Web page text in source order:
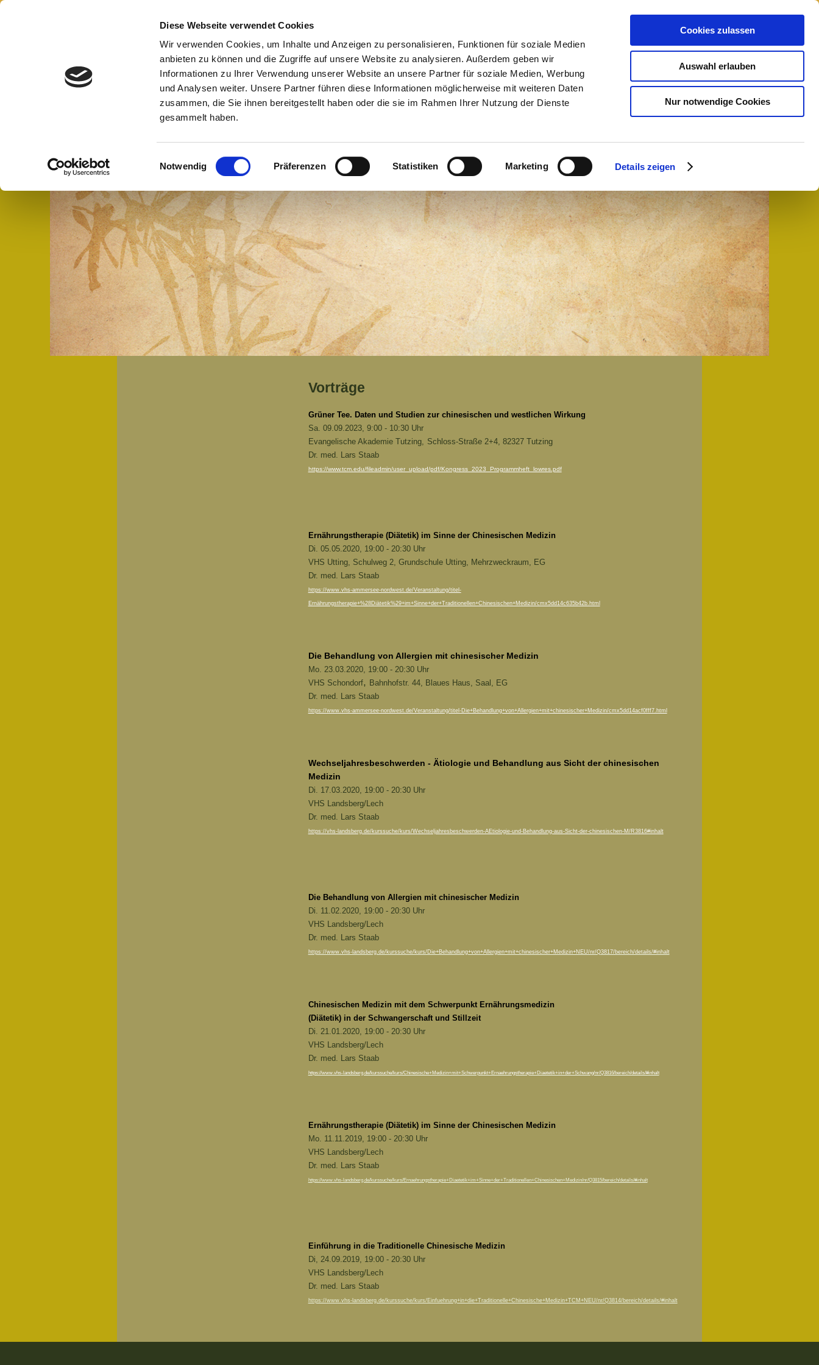
Diese Webseite verwendet Cookies
Wir verwenden Cookies, um Inhalte und Anzeigen zu personalisieren, Funktionen für soziale Medien
anbieten zu können und die Zugriffe auf unsere Website zu analysieren. Außerdem geben wir
Informationen zu Ihrer Verwendung unserer Website an unsere Partner für soziale Medien, Werbung
und Analysen weiter. Unsere Partner führen diese Informationen möglicherweise mit weiteren Daten
zusammen, die Sie ihnen bereitgestellt haben oder die sie im Rahmen Ihrer Nutzung der Dienste
gesammelt haben.
Einwilligungsauswahl
Notwendig Präferenzen Statistiken Marketing Details zeigen
Cookies zulassen
Auswahl erlauben
Nur notwendige Cookies
Praxis für Traditionelle Chinesische Medizin
Dr. med. Lars Staab
中醫師 史纳思
Aktuelles Praxisphilosophie Dr. Staab Diagnostik Therapien Indikationen Kosten Vorträge
Vorträge
Grüner Tee. Daten und Studien zur chinesischen und westlichen Wirkung
Sa. 09.09.2023, 9:00 - 10:30 Uhr
Evangelische Akademie Tutzing,
Schloss-Straße 2+4, 82327 Tutzing
Dr. med. Lars Staab
https://www.tcm.edu/fileadmin/user_upload/pdf/Kongress_2023_Programmheft_lowres.pdf
Ernährungstherapie (Diätetik) im Sinne der Chinesischen Medizin
Di. 05.05.2020, 19:00 - 20:30 Uhr
VHS Utting, Schulweg 2, Grundschule Utting, Mehrzweckraum, EG
Dr. med. Lars Staab
https://www.vhs-ammersee-nordwest.de/Veranstaltung/titel-
Ernährungstherapie+%28Diätetik%29+im+Sinne+der+Traditionellen+Chinesischen+Medizin/cmx5dd14c635b42b.html
Die Behandlung von Allergien mit chinesischer Medizin
Mo. 23.03.2020, 19:00 - 20:30 Uhr
VHS Schondorf, Bahnhofstr. 44, Blaues Haus, Saal, EG
Dr. med. Lars Staab
https://www.vhs-ammersee-nordwest.de/Veranstaltung/titel-Die+Behandlung+von+Allergien+mit+chinesischer+Medizin/cmx5dd14acf0fff7.html
Wechseljahresbeschwerden - Ätiologie und Behandlung aus Sicht der chinesischen
Medizin
Di. 17.03.2020, 19:00 - 20:30 Uhr
VHS Landsberg/Lech
Dr. med. Lars Staab
https://vhs-landsberg.de/kurssuche/kurs/Wechseljahresbeschwerden-AEtiologie-und-Behandlung-aus-Sicht-der-chinesischen-M/R3816#inhalt
Die Behandlung von Allergien mit chinesischer Medizin
Di. 11.02.2020, 19:00 - 20:30 Uhr
VHS Landsberg/Lech
Dr. med. Lars Staab
https://www.vhs-landsberg.de/kurssuche/kurs/Die+Behandlung+von+Allergien+mit+chinesischer+Medizin+NEU/nr/Q3817/bereich/details/#inhalt
Chinesischen Medizin mit dem Schwerpunkt Ernährungsmedizin
(Diätetik) in der Schwangerschaft und Stillzeit
Di. 21.01.2020, 19:00 - 20:30 Uhr
VHS Landsberg/Lech
Dr. med. Lars Staab
https://www.vhs-landsberg.de/kurssuche/kurs/Chinesische+Medizin+mit+Schwerpunkt+Ernaehrungstherapie+Diaetetik+in+der+Schwang/nr/Q3816/bereich/details/#inhalt
Ernährungstherapie (Diätetik) im Sinne der Chinesischen Medizin
Mo. 11.11.2019, 19:00 - 20:30 Uhr
VHS Landsberg/Lech
Dr. med. Lars Staab
https://www.vhs-landsberg.de/kurssuche/kurs/Ernaehrungstherapie+Diaetetik+im+Sinne+der+Traditionellen+Chinesischen+Medizin/nr/Q3815/bereich/details/#inhalt
Einführung in die Traditionelle Chinesische Medizin
Di, 24.09.2019, 19:00 - 20:30 Uhr
VHS Landsberg/Lech
Dr. med. Lars Staab
https://www.vhs-landsberg.de/kurssuche/kurs/Einfuehrung+in+die+Traditionelle+Chinesische+Medizin+TCM+NEU/nr/Q3814/bereich/details/#inhalt